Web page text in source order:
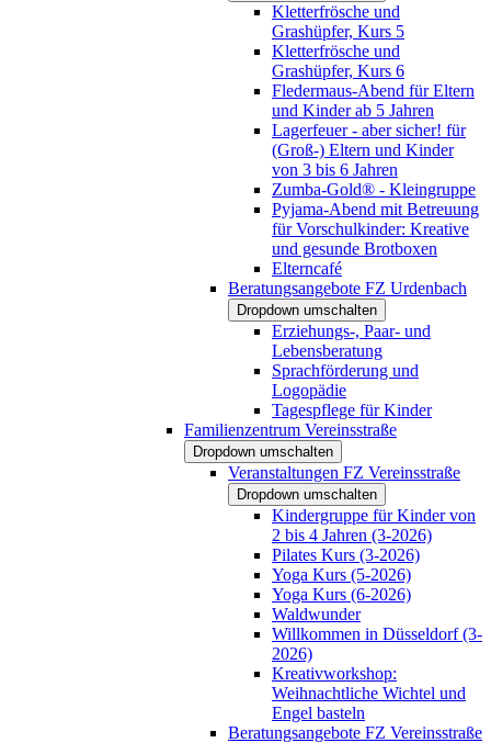
Kletterfrösche und
Grashüpfer, Kurs 5
Kletterfrösche und
Grashüpfer, Kurs 6
Fledermaus-Abend für Eltern
und Kinder ab 5 Jahren
Lagerfeuer - aber sicher! für
(Groß-) Eltern und Kinder
von 3 bis 6 Jahren
Zumba-Gold® - Kleingruppe
Pyjama-Abend mit Betreuung
für Vorschulkinder: Kreative
und gesunde Brotboxen
Elterncafé
Beratungsangebote FZ Urdenbach
Dropdown umschalten
Erziehungs-, Paar- und
Lebensberatung
Sprachförderung und
Logopädie
Tagespflege für Kinder
Familienzentrum Vereinsstraße
Dropdown umschalten
Veranstaltungen FZ Vereinsstraße
Dropdown umschalten
Kindergruppe für Kinder von
2 bis 4 Jahren (3-2026)
Pilates Kurs (3-2026)
Yoga Kurs (5-2026)
Yoga Kurs (6-2026)
Waldwunder
Willkommen in Düsseldorf (3-
2026)
Kreativworkshop:
Weihnachtliche Wichtel und
Engel basteln
Beratungsangebote FZ Vereinsstraße